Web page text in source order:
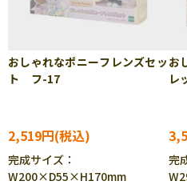
おしゃれなポニーフレンズセッ
ト フ-17
2,519円
完成サイズ：
W200×D55×H170mm
お
レ
完